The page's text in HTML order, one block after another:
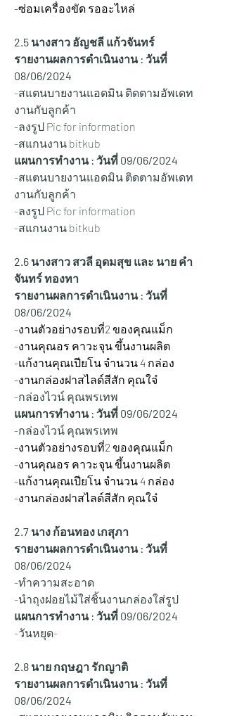
-ซ่อมเครื่องขัด รออะไหล่
2.5 นางสาว อัญชลี แก้วจันทร์
รายงานผลการดำเนินงาน : วันที่
08/06/2024
-สแตนบายงานแอดมิน ติดตามอัพเดท
งานกับลูกค้า
-ลงรูป Pic for information
-สแกนงาน bitkub
แผนการทำงาน : วันที่ 09/06/2024
-สแตนบายงานแอดมิน ติดตามอัพเดท
งานกับลูกค้า
-ลงรูป Pic for information
-สแกนงาน bitkub
2.6 นางสาว สวลี อุดมสุข และ นาย คำ
จันทร์ ทองทา
รายงานผลการดำเนินงาน : วันที่
08/06/2024
-งานตัวอย่างรอบที่2 ของคุณแม็ก
-งานคุณอร คาวะจุน ขึ้นงานผลิต
-แก้งานคุณเปียโน จำนวน 4 กล่อง
-งานกล่องฝาสไลด์สีสัก คุณใจ๋
-กล่องไวน์ คุณพรเทพ
แผนการทำงาน : วันที่ 09/06/2024
-กล่องไวน์ คุณพรเทพ
-งานตัวอย่างรอบที่2 ของคุณแม็ก
-งานคุณอร คาวะจุน ขึ้นงานผลิต
-แก้งานคุณเปียโน จำนวน 4 กล่อง
-งานกล่องฝาสไลด์สีสัก คุณใจ๋
2.7 นาง ก้อนทอง เกสุภา
รายงานผลการดำเนินงาน : วันที่
08/06/2024
-ทำความสะอาด
-นำถุงฝอยไม้ใส่ชิ้นงานกล่องใส่รูป
แผนการทำงาน : วันที่ 09/06/2024
-วันหยุด-
2.8 นาย กฤษฎา รักญาติ
รายงานผลการดำเนินงาน : วันที่
08/06/2024